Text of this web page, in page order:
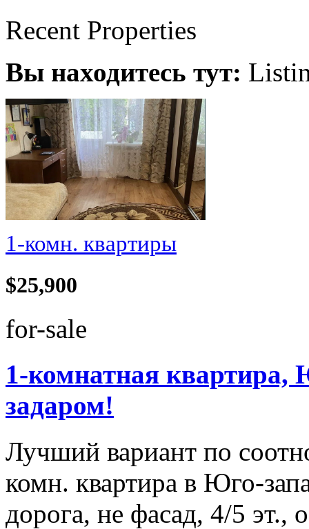
Recent Properties
Вы находитесь тут:
1-комн. квартиры
$25,900
for-sale
1-комнатная
задаром!
Лучший вариант по
комн. квартира в Юго-
дорога, не фасад, 4/5